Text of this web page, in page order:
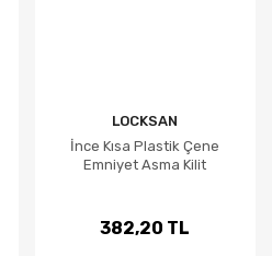
LOCKSAN
İnce Kısa Plastik Çene
Emniyet Asma Kilit
382,20 TL